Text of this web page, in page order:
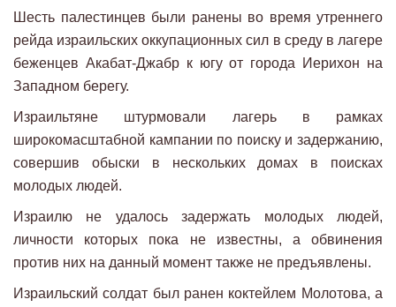
Шесть палестинцев были ранены во время утреннего
рейда израильских оккупационных сил в среду в лагере
беженцев Акабат-Джабр к югу от города Иерихон на
Западном берегу.
Израильтяне штурмовали лагерь в рамках
широкомасштабной кампании по поиску и задержанию,
совершив обыски в нескольких домах в поисках
молодых людей.
Израилю не удалось задержать молодых людей,
личности которых пока не известны, а обвинения
против них на данный момент также не предъявлены.
Израильский солдат был ранен коктейлем Молотова, а